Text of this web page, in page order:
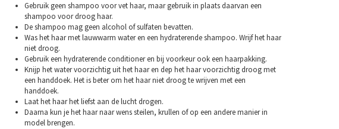
Gebruik geen shampoo voor vet haar, maar gebruik in plaats daarvan een
shampoo voor droog haar.
De shampoo mag geen alcohol of sulfaten bevatten.
Was het haar met lauwwarm water en een hydraterende shampoo. Wrijf het haar
niet droog.
Gebruik een hydraterende conditioner en bij voorkeur ook een haarpakking.
Knijp het water voorzichtig uit het haar en dep het haar voorzichtig droog met
een handdoek. Het is beter om het haar niet droog te wrijven met een
handdoek.
Laat het haar het liefst aan de lucht drogen.
Daarna kun je het haar naar wens steilen, krullen of op een andere manier in
model brengen.